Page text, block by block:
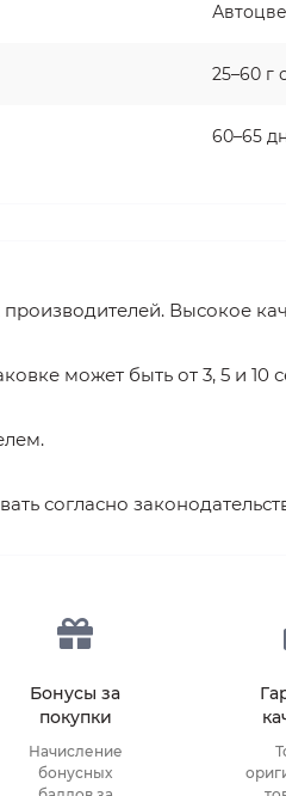
25–60 г
60–65
Высокое
может быть от 3, 5 и 10
согласно
Бонусы за
покупки
Начисление
бонусных